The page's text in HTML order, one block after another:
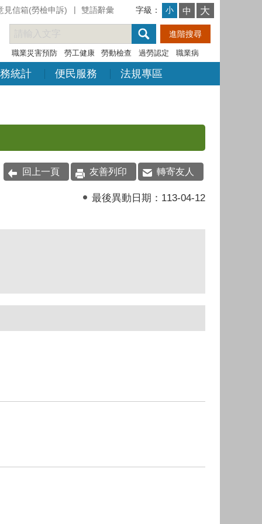
見信箱(勞檢申訴) 雙語辭彙 字級： 小 中 大
職業災害預防 勞工健康 勞動檢查 過勞認定 職業病
統計 便民服務 法規專區
回上一頁 友善列印 轉寄友人
最後異動日期： 113-04-12